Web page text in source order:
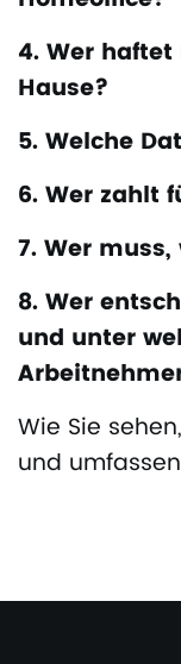
4. Wer
Hause?
5. Welche
6. Wer zahlt
7. Wer
8. Wer
und unter
Wie Sie
und